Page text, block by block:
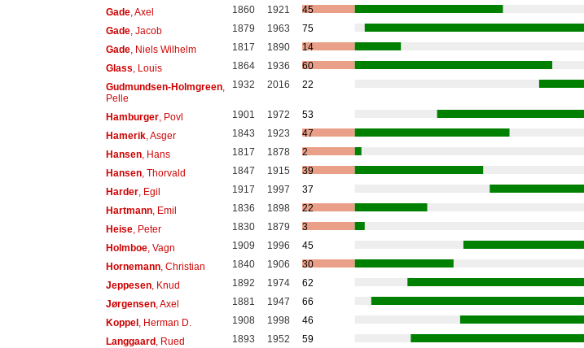
Gade, Axel 1860 1921
45
Gade, Jacob 1879 1963
75
Gade, Niels Wilhelm 1817 1890
14
Glass , Louis 1864 1936
60
Gudmundsen-Holmgreen,
Pelle
1932 2016 22
Hamburger, Povl 1901 1972
53
Hamerik, Asger 1843 1923
47
Hansen, Hans 1817 1878
2
Hansen, Thorvald 1847 1915
39
Harder, Egil 1917 1997
37
Hartmann, Emil 1836 1898
22
Heise, Peter 1830 1879
3
Holmboe, Vagn 1909 1996
45
Hornemann, Christian 1840 1906
30
Jeppesen, Knud 1892 1974
62
Jørgensen, Axel 1881 1947
66
Koppel, Herman D. 1908 1998
46
Langgaard, Rued 1893 1952
59